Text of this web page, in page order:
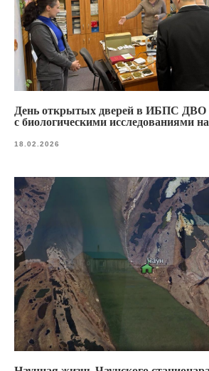
День открытых дверей в ИБПС ДВО
с биологическими исследованиями
18.02.2026